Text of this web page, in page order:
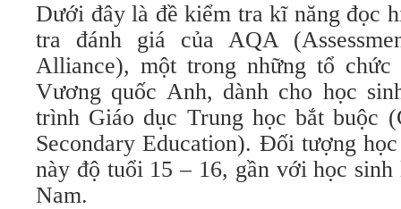
Dưới đây là đề kiểm tra kĩ năng đọc
tra đánh giá của AQA
Alliance), một trong những tổ
Vương quốc Anh, dành cho học
trình Giáo dục Trung học bắt buộc
Secondary Education). Đối tượng
này độ tuổi 15 – 16, gần với học
Nam.